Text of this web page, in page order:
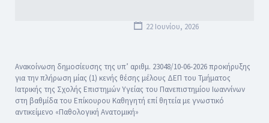
22 Ιουνίου, 2026
Ανακοίνωση δημοσίευσης της υπ’ αριθμ. 23048/10-06-2026 προκήρυξης
για την πλήρωση μίας (1) κενής θέσης μέλους ΔΕΠ του Τμήματος
Ιατρικής της Σχολής Επιστημών Υγείας του Πανεπιστημίου Ιωαννίνων
στη βαθμίδα του Επίκουρου Καθηγητή επί θητεία με γνωστικό
αντικείμενο «Παθολογική Ανατομική»